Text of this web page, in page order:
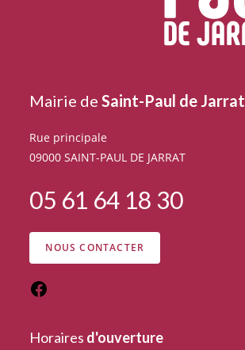
Mairie deSaint-Paul de Jarrat
Rue principale
09000 SAINT-PAUL DE JARRAT
05 61 64 18 30
NOUS CONTACTER
Horaires d'ouverture